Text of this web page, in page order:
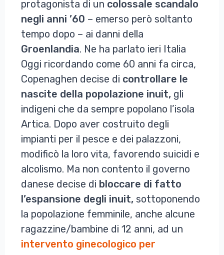
protagonista di un colossale scandalo
negli anni ’60 – emerso però soltanto
tempo dopo – ai danni della
Groenlandia. Ne ha parlato ieri Italia
Oggi ricordando come 60 anni fa circa,
Copenaghen decise di controllare le
nascite della popolazione inuit, gli
indigeni che da sempre popolano l’isola
Artica. Dopo aver costruito degli
impianti per il pesce e dei palazzoni,
modificò la loro vita, favorendo suicidi e
alcolismo. Ma non contento il governo
danese decise di bloccare di fatto
l’espansione degli inuit, sottoponendo
la popolazione femminile, anche alcune
ragazzine/bambine di 12 anni, ad un
intervento ginecologico per